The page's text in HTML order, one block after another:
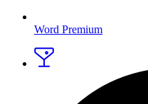
Word Premium